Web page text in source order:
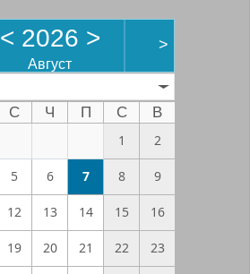
< 2026 >
Август
>
С Ч П С
В
1
2
5 6 7 8 9
12 13 14 15 16
19 20 21 22 23